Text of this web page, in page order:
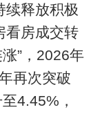
续释放积极
看房成交转
”，2026年
再次突破
4.45%，